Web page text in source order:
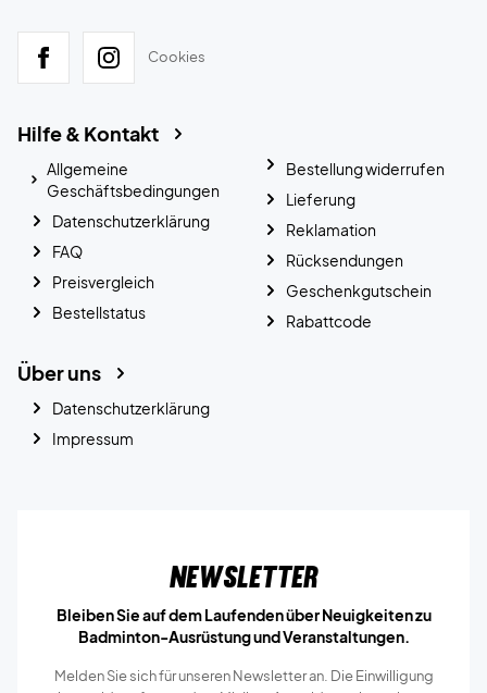
Cookies
Hilfe & Kontakt
Allgemeine
Geschäftsbedingungen
Datenschutzerklärung
FAQ
Preisvergleich
Bestellstatus
Bestellung widerrufen
Lieferung
Reklamation
Rücksendungen
Geschenkgutschein
Rabattcode
Über uns
Datenschutzerklärung
Impressum
Newsletter
Bleiben Sie auf dem Laufenden über Neuigkeiten zu
Badminton-Ausrüstung und Veranstaltungen.
Melden Sie sich für unseren Newsletter an. Die Einwilligung